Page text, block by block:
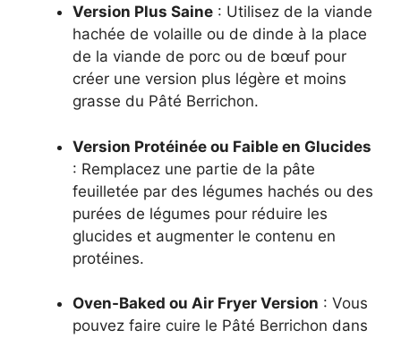
Version Plus Saine : Utilisez de la viande
hachée de volaille ou de dinde à la place
de la viande de porc ou de bœuf pour
créer une version plus légère et moins
grasse du Pâté Berrichon.
Version Protéinée ou Faible en Glucides
: Remplacez une partie de la pâte
feuilletée par des légumes hachés ou des
purées de légumes pour réduire les
glucides et augmenter le contenu en
protéines.
Oven-Baked ou Air Fryer Version : Vous
pouvez faire cuire le Pâté Berrichon dans